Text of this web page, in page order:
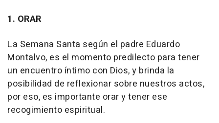
1. ORAR
La Semana Santa según el padre Eduardo
Montalvo, es el momento predilecto para tener
un encuentro íntimo con Dios, y brinda la
posibilidad de reflexionar sobre nuestros actos,
por eso, es importante orar y tener ese
recogimiento espiritual.